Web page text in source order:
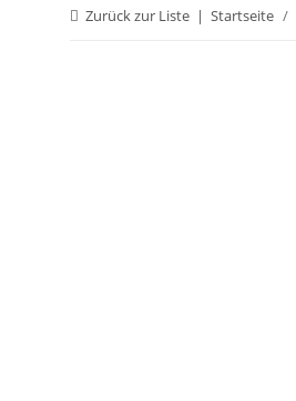
Zurück zur Liste Startseite